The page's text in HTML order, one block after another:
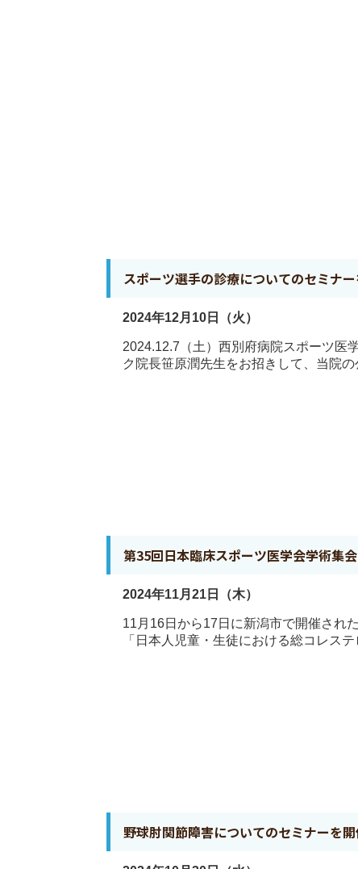
スポーツ選手の診療についてのセミナ
2024年12月10日（火）
2024.12.7（土）西別府病院スポーツ医
ク院長笹原潤先生をお招きして、当院
第35回日本臨床スポーツ医学会学術集会
2024年11月21日（木）
11月16日から17日に新潟市で開催され
「日本人児童・生徒における総コレス
野球肘関節障害についてのセミナーを